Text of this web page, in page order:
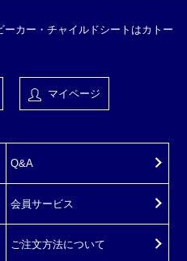
カー・チャイルドシートはカトー
マイページ
Q&A
会員サービス
ご注文方法について